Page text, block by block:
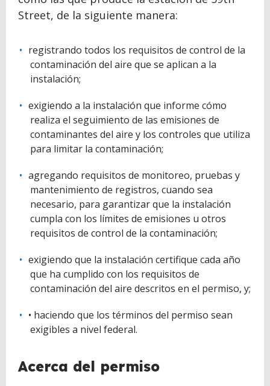
Street, de la siguiente manera:
registrando todos los requisitos de control de la
contaminación del aire que se aplican a la
instalación;
exigiendo a la instalación que informe cómo
realiza el seguimiento de las emisiones de
contaminantes del aire y los controles que utiliza
para limitar la contaminación;
agregando requisitos de monitoreo, pruebas y
mantenimiento de registros, cuando sea
necesario, para garantizar que la instalación
cumpla con los límites de emisiones u otros
requisitos de control de la contaminación;
exigiendo que la instalación certifique cada año
que ha cumplido con los requisitos de
contaminación del aire descritos en el permiso, y;
• haciendo que los términos del permiso sean
exigibles a nivel federal.
Acerca del permiso